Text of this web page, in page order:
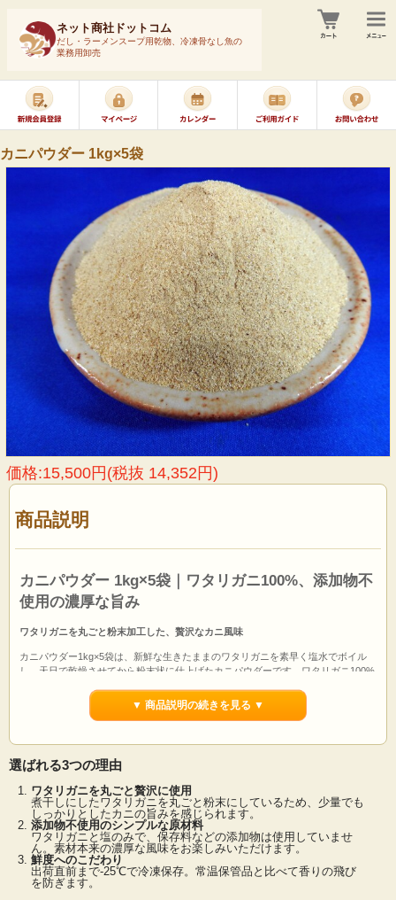
ネット商社ドットコム
だし・ラーメンスープ用乾物、冷凍骨なし魚の
業務用卸売
カニパウダー 1kg×5袋
価格:15,500円(税抜 14,352円)
商品説明
カニパウダー 1kg×5袋｜ワタリガニ100%、添加物不
使用の濃厚な旨み
ワタリガニを丸ごと粉末加工した、贅沢なカニ風味
カニパウダー1kg×5袋は、新鮮な生きたままのワタリガニを素早く塩水でボイル
し、天日で乾燥させてから粉末状に仕上げたカニパウダーです。ワタリガニ100%
カニの風味があり、少量でもお料理にしっかりカニの味をつけることができま
まではなく、出汁を取る際は濾してご利用ください。
▼ 商品説明の続きを見る ▼
選ばれる3つの理由
ワタリガニを丸ごと贅沢に使用
煮干しにしたワタリガニを丸ごと粉末にしているため、少量でも
しっかりとしたカニの旨みを感じられます。
添加物不使用のシンプルな原材料
ワタリガニと塩のみで、保存料などの添加物は使用していませ
ん。素材本来の濃厚な風味をお楽しみいただけます。
鮮度へのこだわり
出荷直前まで-25℃で冷凍保存。常温保管品と比べて香りの飛び
を防ぎます。